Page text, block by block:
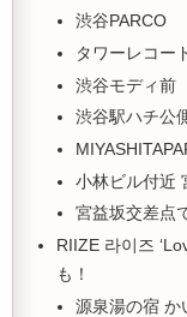
渋谷PARCO
タワーレコー
渋谷モディ前
渋谷駅ハチ公
小林ビル付近
宮益坂交差点
RIIZE 라이즈
も！
源泉湯の宿 か